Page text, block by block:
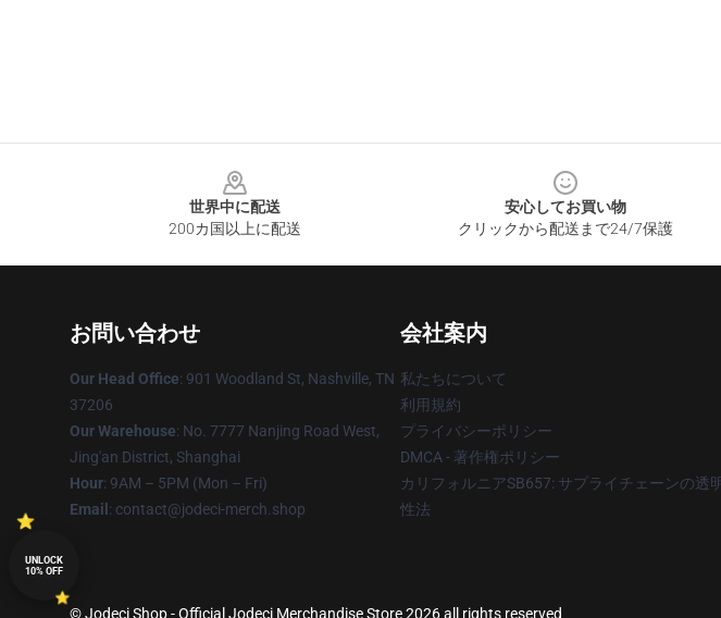
世界中に配送
200カ国以上に配送
安心してお買い物
クリックから配送まで24/7保護
お問い合わせ
Our Head Office: 901 Woodland St, Nashville, TN
37206
Our Warehouse: No. 7777 Nanjing Road West,
Jing'an District, Shanghai
Hour: 9AM – 5PM (Mon – Fri)
Email : contact@jodeci-merch.shop
会社案内
私たちについて
利用規約
プライバシーポリシー
DMCA - 著作権ポリシー
カリフォルニアSB657: サプライチェーンの透
性法
© Jodeci Shop - Official Jodeci Merchandise Store 2026 all rights reserved
UNLOCK
10% OFF